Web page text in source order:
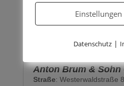
E-Mail: info@schreinerei-
Anton Brum & Sohn
Straße: Westerwaldstraße 8
Einstellungen
Datenschutz |